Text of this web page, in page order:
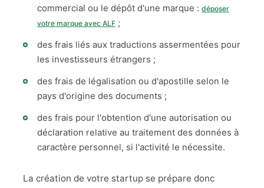
commercial ou le dépôt d'une marque : déposer
votre marque avec ALF ;
des frais liés aux traductions assermentées pour
les investisseurs étrangers ;
des frais de légalisation ou d'apostille selon le
pays d'origine des documents ;
des frais pour l'obtention d'une autorisation ou
déclaration relative au traitement des données à
caractère personnel, si l'activité le nécessite.
La création de votre startup se prépare donc